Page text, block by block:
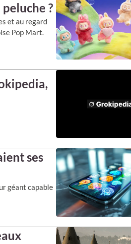
?
et au regard
Pop Mart.
ses
géant capable